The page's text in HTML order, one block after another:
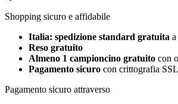
Shopping sicuro e affidabile
Italia: spedizione standard gratuita
Reso gratuito
Almeno 1 campioncino gratuito con
Pagamento sicuro con crittografia SSL
Pagamento sicuro attraverso